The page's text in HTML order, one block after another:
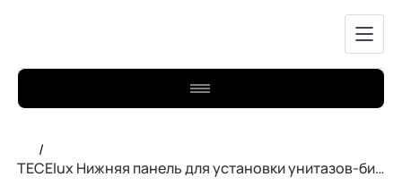
/
TECElux Нижняя панель для установки унитазов-биде Duravit 9650103